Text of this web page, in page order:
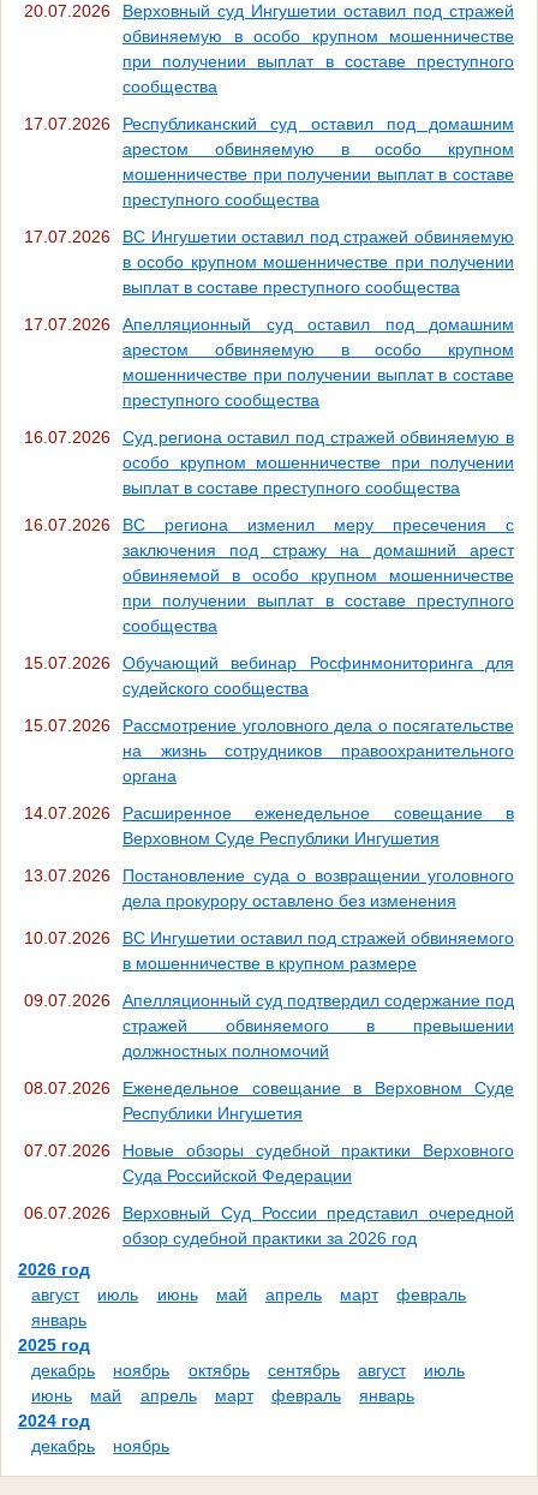
20.07.2026
Верховный суд Ингушетии оставил под стражей
обвиняемую в особо крупном мошенничестве
при получении выплат в составе преступного
сообщества
17.07.2026
Республиканский суд оставил под домашним
арестом обвиняемую в особо крупном
мошенничестве при получении выплат в составе
преступного сообщества
17.07.2026
ВС Ингушетии оставил под стражей обвиняемую
в особо крупном мошенничестве при получении
выплат в составе преступного сообщества
17.07.2026
Апелляционный суд оставил под домашним
арестом обвиняемую в особо крупном
мошенничестве при получении выплат в составе
преступного сообщества
16.07.2026
Суд региона оставил под стражей обвиняемую в
особо крупном мошенничестве при получении
выплат в составе преступного сообщества
16.07.2026
ВС региона изменил меру пресечения с
заключения под стражу на домашний арест
обвиняемой в особо крупном мошенничестве
при получении выплат в составе преступного
сообщества
15.07.2026
Обучающий вебинар Росфинмониторинга для
судейского сообщества
15.07.2026
Рассмотрение уголовного дела о посягательстве
на жизнь сотрудников правоохранительного
органа
14.07.2026
Расширенное еженедельное совещание в
Верховном Суде Республики Ингушетия
13.07.2026
Постановление суда о возвращении уголовного
дела прокурору оставлено без изменения
10.07.2026
ВС Ингушетии оставил под стражей обвиняемого
в мошенничестве в крупном размере
09.07.2026
Апелляционный суд подтвердил содержание под
стражей обвиняемого в превышении
должностных полномочий
08.07.2026
Еженедельное совещание в Верховном Суде
Республики Ингушетия
07.07.2026
Новые обзоры судебной практики Верховного
Суда Российской Федерации
06.07.2026
Верховный Суд России представил очередной
обзор судебной практики за 2026 год
2026 год
август
июль июнь май апрель март
февраль
январь
2025 год
декабрь
ноябрь октябрь сентябрь август
июль
июнь
май апрель март февраль
январь
2024 год
декабрь
ноябрь